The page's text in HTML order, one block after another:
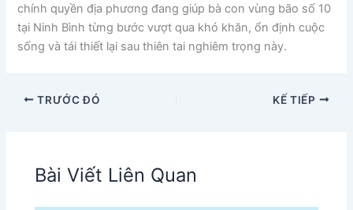
chính quyền địa phương đang giúp bà con vùng bão số 10
tại Ninh Bình từng bước vượt qua khó khăn, ổn định cuộc
sống và tái thiết lại sau thiên tai nghiêm trọng này.
TRƯỚC ĐÓ KẾ TIẾP
Bài Viết Liên Quan